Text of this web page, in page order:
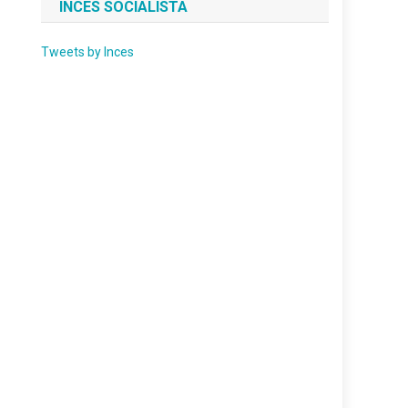
INCES SOCIALISTA
Tweets by Inces